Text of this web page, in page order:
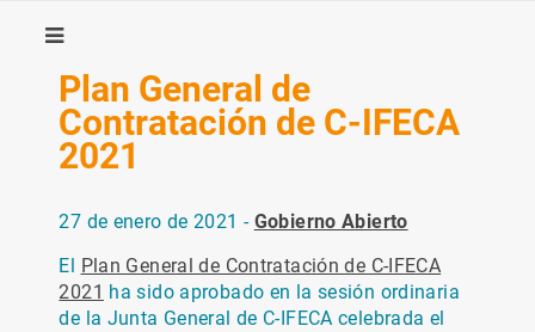
Plan General de
Contratación de C-IFECA
2021
27 de enero de 2021 - Gobierno Abierto
El Plan General de Contratación de C-IFECA
2021 ha sido aprobado en la sesión ordinaria
de la Junta General de C-IFECA celebrada el